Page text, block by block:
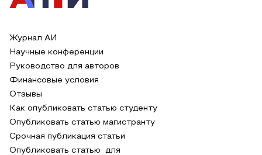
Журнал АИ
Научные конференции
Руководство для авторов
Финансовые условия
Отзывы
Как опубликовать статью студенту
Опубликовать статью магистранту
Срочная публикация статьи
Опубликовать статью для